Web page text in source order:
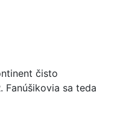
čisto
Fanúšikovia sa teda